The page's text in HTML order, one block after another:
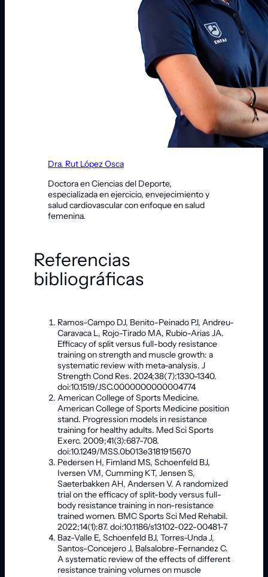
Dra. Rut López Osca
Doctora en Ciencias del Deporte,
especializada en ejercicio, envejecimiento y
salud cardiovascular con enfoque en salud
femenina.
Referencias
bibliográficas
Ramos-Campo DJ, Benito-Peinado PJ, Andreu-
Caravaca L, Rojo-Tirado MA, Rubio-Arias JA.
Efficacy of split versus full-body resistance
training on strength and muscle growth: a
systematic review with meta-analysis. J
Strength Cond Res. 2024;38(7):1330-1340.
doi:10.1519/JSC.0000000000004774
American College of Sports Medicine.
American College of Sports Medicine position
stand. Progression models in resistance
training for healthy adults. Med Sci Sports
Exerc. 2009;41(3):687-708.
doi:10.1249/MSS.0b013e3181915670
Pedersen H, Fimland MS, Schoenfeld BJ,
Iversen VM, Cumming KT, Jensen S,
Saeterbakken AH, Andersen V. A randomized
trial on the efficacy of split-body versus full-
body resistance training in non-resistance
trained women. BMC Sports Sci Med Rehabil.
2022;14(1):87. doi:10.1186/s13102-022-00481-7
Baz-Valle E, Schoenfeld BJ, Torres-Unda J,
Santos-Concejero J, Balsalobre-Fernandez C.
A systematic review of the effects of different
resistance training volumes on muscle